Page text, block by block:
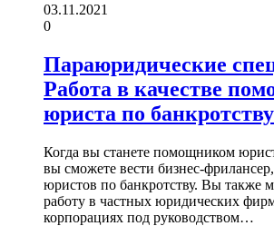
03.11.2021
0
Параюридические
Работа в качестве
юриста по банкротству
Когда вы станете помощником
вы сможете вести бизнес-
юристов по банкротству. Вы также
работу в частных юридических
корпорациях под руководством…